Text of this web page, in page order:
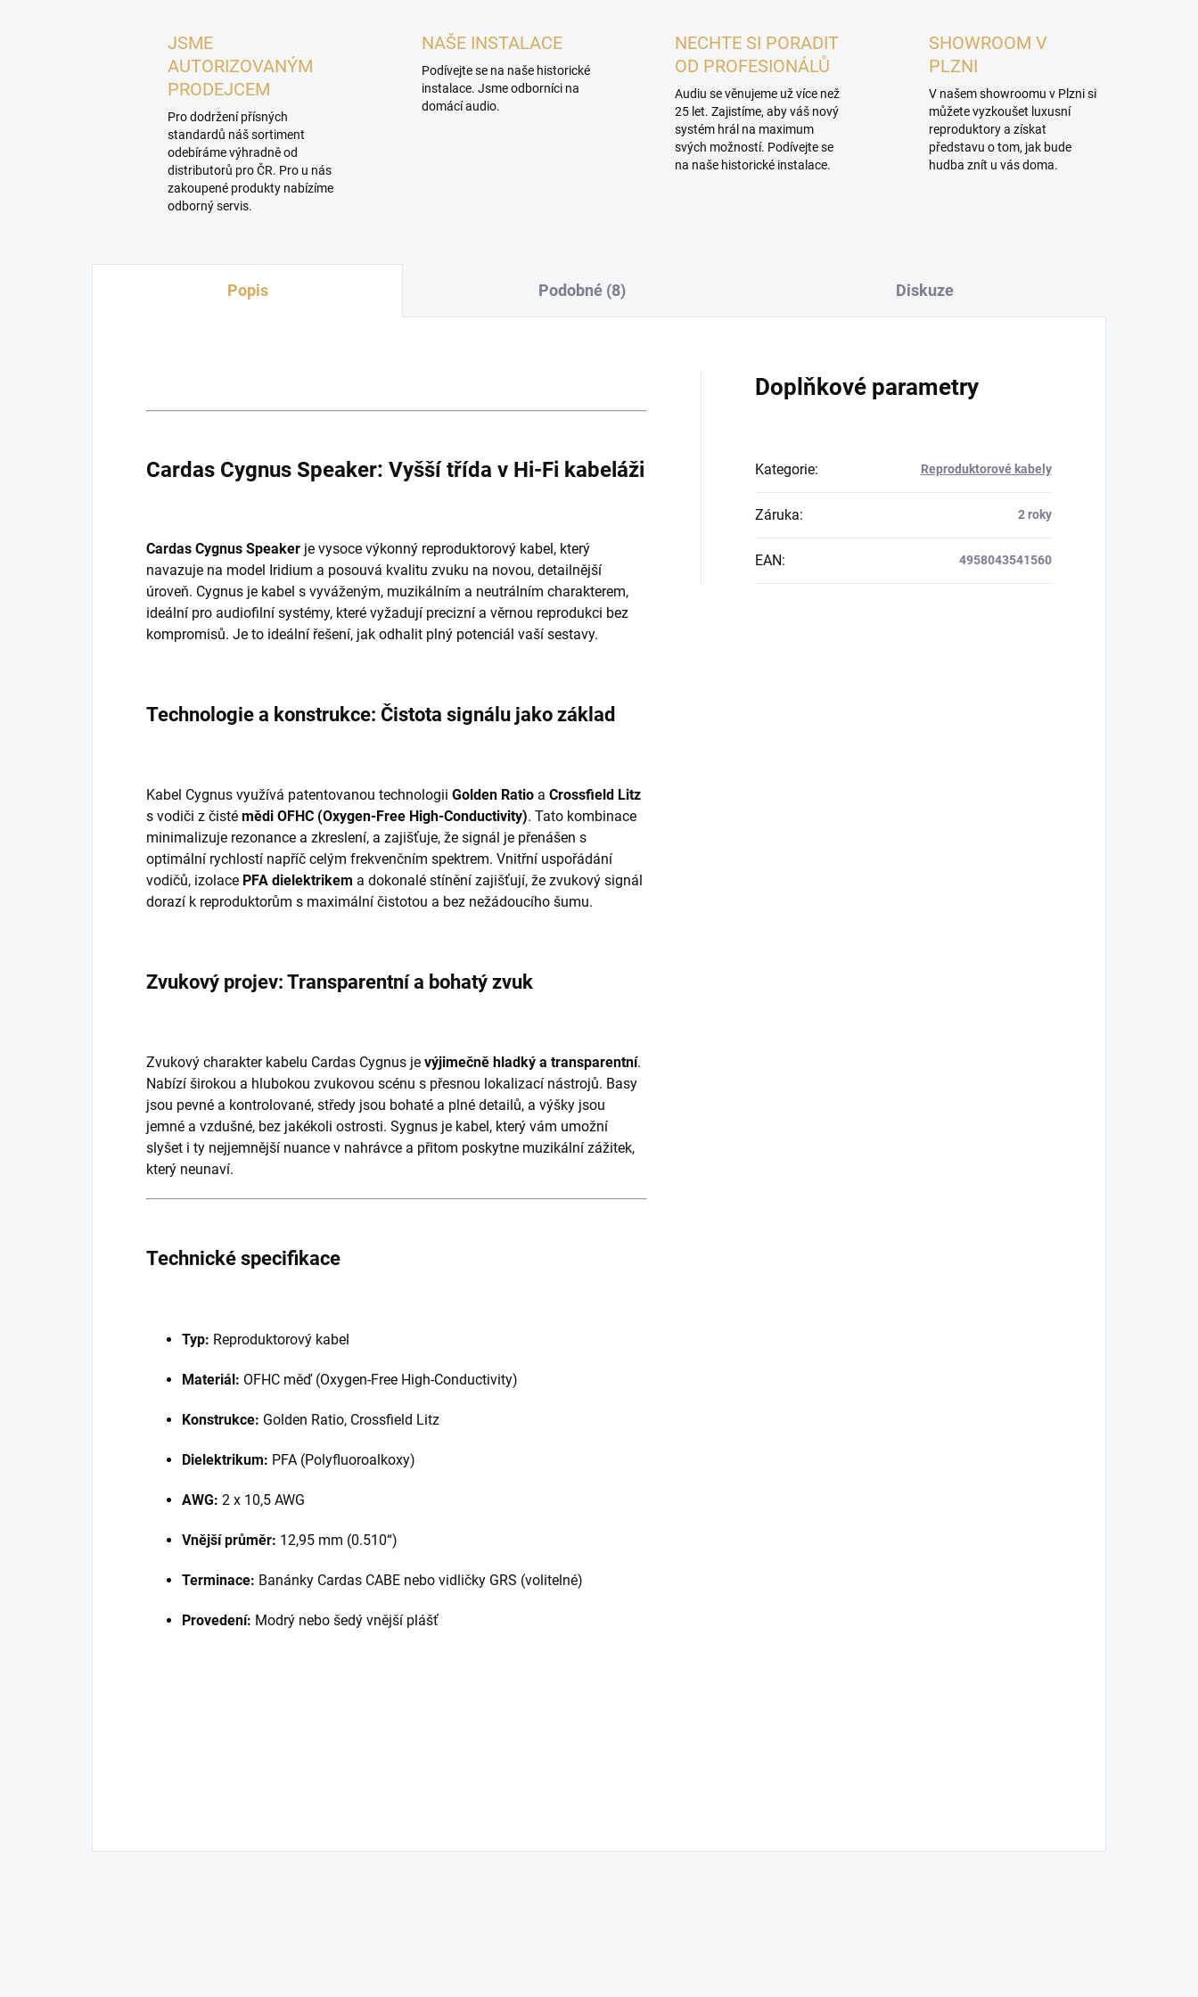
JSME
AUTORIZOVANÝM
PRODEJCEM
Pro dodržení přísných
standardů náš sortiment
odebíráme výhradně od
distributorů pro ČR. Pro u nás
zakoupené produkty nabízíme
odborný servis.
NAŠE INSTALACE
Podívejte se na naše historické
instalace. Jsme odborníci na
domácí audio.
NECHTE SI PORADIT
OD PROFESIONÁLŮ
Audiu se věnujeme už více než
25 let. Zajistíme, aby váš nový
systém hrál na maximum
svých možností. Podívejte se
na naše historické instalace.
SHOWROOM V
PLZNI
V našem showroomu v Plzni si
můžete vyzkoušet luxusní
reproduktory a získat
představu o tom, jak bude
hudba znít u vás doma.
Popis Podobné (8) Diskuze
Cardas Cygnus Speaker: Vyšší třída v Hi-Fi kabeláži
Cardas Cygnus Speaker je vysoce výkonný reproduktorový kabel, který
navazuje na model Iridium a posouvá kvalitu zvuku na novou, detailnější
úroveň. Cygnus je kabel s vyváženým, muzikálním a neutrálním charakterem,
ideální pro audiofilní systémy, které vyžadují precizní a věrnou reprodukci bez
kompromisů. Je to ideální řešení, jak odhalit plný potenciál vaší sestavy.
Technologie a konstrukce: Čistota signálu jako základ
Kabel Cygnus využívá patentovanou technologii Golden Ratio a Crossfield Litz
s vodiči z čisté mědi OFHC (Oxygen-Free High-Conductivity). Tato kombinace
minimalizuje rezonance a zkreslení, a zajišťuje, že signál je přenášen s
optimální rychlostí napříč celým frekvenčním spektrem. Vnitřní uspořádání
vodičů, izolace PFA dielektrikem a dokonalé stínění zajišťují, že zvukový signál
dorazí k reproduktorům s maximální čistotou a bez nežádoucího šumu.
Zvukový projev: Transparentní a bohatý zvuk
Zvukový charakter kabelu Cardas Cygnus je výjimečně hladký a transparentní.
Nabízí širokou a hlubokou zvukovou scénu s přesnou lokalizací nástrojů. Basy
jsou pevné a kontrolované, středy jsou bohaté a plné detailů, a výšky jsou
jemné a vzdušné, bez jakékoli ostrosti. Sygnus je kabel, který vám umožní
slyšet i ty nejjemnější nuance v nahrávce a přitom poskytne muzikální zážitek,
který neunaví.
Technické specifikace
Typ: Reproduktorový kabel
Materiál: OFHC měď (Oxygen-Free High-Conductivity)
Konstrukce: Golden Ratio, Crossfield Litz
Dielektrikum: PFA (Polyfluoroalkoxy)
AWG: 2 x 10,5 AWG
Vnější průměr: 12,95 mm (0.510“)
Terminace: Banánky Cardas CABE nebo vidličky GRS (volitelné)
Provedení: Modrý nebo šedý vnější plášť
Doplňkové parametry
Kategorie: Reproduktorové kabely
Záruka: 2 roky
EAN: 4958043541560